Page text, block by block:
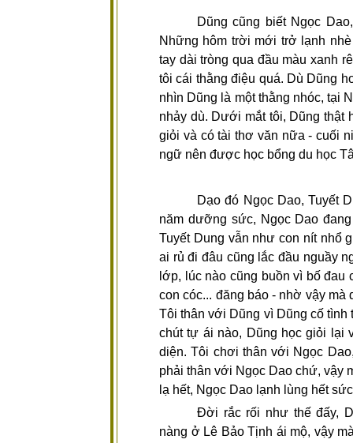
Dũng cũng biết Ngọc
Những hôm trời mới trở lạnh
tay dài tròng qua đầu màu xanh
tôi cái thằng điệu quá. Dù Dũng
nhìn Dũng là một thằng nhóc, tại
nhảy dù. Dưới mắt tôi, Dũng thật
giỏi và có tài thơ văn nữa - cuối
ngữ nên được học bổng du học
Dạo đó Ngọc Dao, Tuyết
năm dưỡng sức, Ngọc Dao
Tuyết Dung vẫn như con nít nhổ
ai rủ đi đâu cũng lắc đầu nguầy
lớp, lúc nào cũng buồn vì bố
con cóc... đăng báo - nhờ vậy
Tôi thân với Dũng vì Dũng cố
chút tự ái nào, Dũng học giỏi lại
diện. Tôi chơi thân với Ngọc
phải thân với Ngọc Dao chứ, vậy
lạ hết, Ngọc Dao lạnh lùng hết
Đời rắc rối như thế đấy,
nàng ở Lê Bảo Tịnh ái mộ, vậy